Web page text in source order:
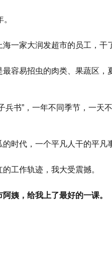
一家大润发超市的员工，干
最容易招虫的肉类、果蔬区
兵书”，一年不同季节，一天
时代，一个平凡人干的平凡
工作轨迹，我大受震撼。
姨，给我上了最好的一课。